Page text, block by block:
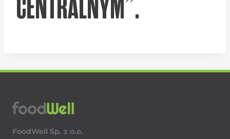
CENTRALNYM”.
FoodWell Sp. z o.o.